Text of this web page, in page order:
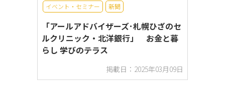
イベント・セミナー
新聞
「アールアドバイザーズ･札幌ひざのセ
ルクリニック・北洋銀行」 お金と暮
らし 学びのテラス
掲載日：2025年03月09日